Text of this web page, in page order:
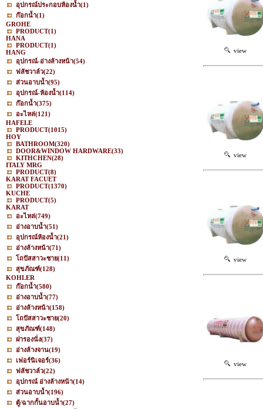
อุปกรณ์ประกอบห้องน้ำ(1)
ก๊อกน้ำ(1)
GROHE
PRODUCT(1)
HANA
PRODUCT(1)
HANG
อุปกรณ์-อ่างล้างหน้า(54)
ฟลัชวาล์ว(22)
ส่วนอาบน้ำ(95)
อุปกรณ์-ห้องน้ำ(114)
ก๊อกน้ำ(375)
อะไหล่(121)
HAFELE
PRODUCT(1015)
HOY
BATHROOM(320)
DOOR&WINDOW HARDWARE(33)
KITHCHEN(28)
ITALY MRG
PRODUCT(8)
KARAT FACUET
PRODUCT(1370)
KUCHE
PRODUCT(5)
KARAT
อะไหล่(749)
อ่างอาบน้ำ(51)
อุปกรณ์ห้องน้ำ(21)
อ่างล้างหน้า(71)
โถปัสสาวะชาย(11)
สุขภัณฑ์(128)
KOHLER
ก๊อกน้ำ(580)
อ่างอาบน้ำ(77)
อ่างล้างหน้า(158)
โถปัสสาวะชาย(20)
สุขภัณฑ์(148)
ฝารองนั่ง(37)
อ่างล้างจาน(19)
เฟอร์นิเจอร์(36)
ฟลัชวาล์ว(22)
อุปกรณ์ อ่างล้างหน้า(14)
ส่วนอาบน้ำ(196)
ตู้/ฉากกั้นอาบน้ำ(27)
view
view
view
view